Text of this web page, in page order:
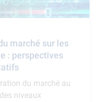
marché sur les
: perspectives
du marché au
niveaux